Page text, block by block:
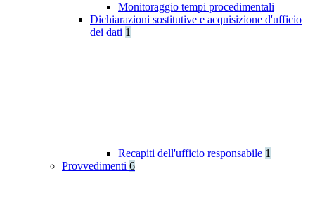
Monitoraggio tempi procedimentali
Dichiarazioni sostitutive e acquisizione d'ufficio
dei dati 1
Recapiti dell'ufficio responsabile 1
Provvedimenti 6